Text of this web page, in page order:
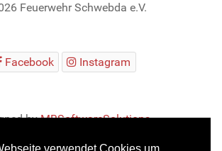
Feuerwehr Schwebda e.V.
Facebook Instagram
byMBSoftwareSolutions